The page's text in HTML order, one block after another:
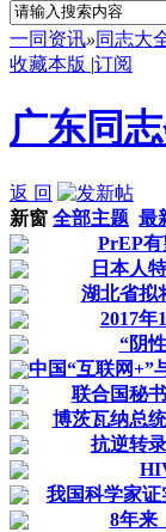
一同资讯»同志大
收藏本版 |订阅
广东同
返 回
新窗 全部主题 最
PrEP
日本人
湖北省拟
2017年
“阴
中国“互联网+”
联合国秘
博茨瓦纳总
抗逆转
我国科学家
8年来